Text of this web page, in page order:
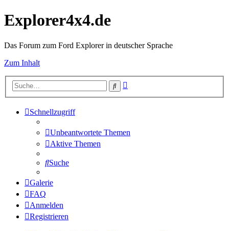
Explorer4x4.de
Das Forum zum Ford Explorer in deutscher Sprache
Zum Inhalt
Suche
Schnellzugriff
Unbeantwortete Themen
Aktive Themen
Suche
Galerie
FAQ
Anmelden
Registrieren